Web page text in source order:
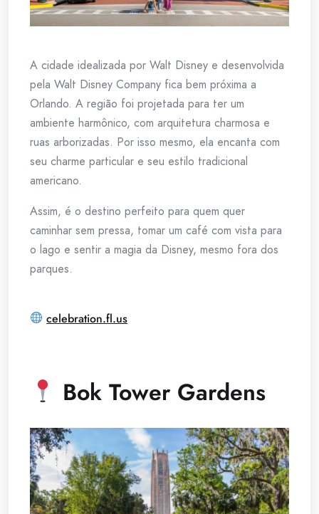
A cidade idealizada por Walt Disney e desenvolvida
pela Walt Disney Company fica bem próxima a
Orlando. A região foi projetada para ter um
ambiente harmônico, com arquitetura charmosa e
ruas arborizadas. Por isso mesmo, ela encanta com
seu charme particular e seu estilo tradicional
americano.
Assim, é o destino perfeito para quem quer
caminhar sem pressa, tomar um café com vista para
o lago e sentir a magia da Disney, mesmo fora dos
parques.
celebration.fl.us
Bok Tower Gardens